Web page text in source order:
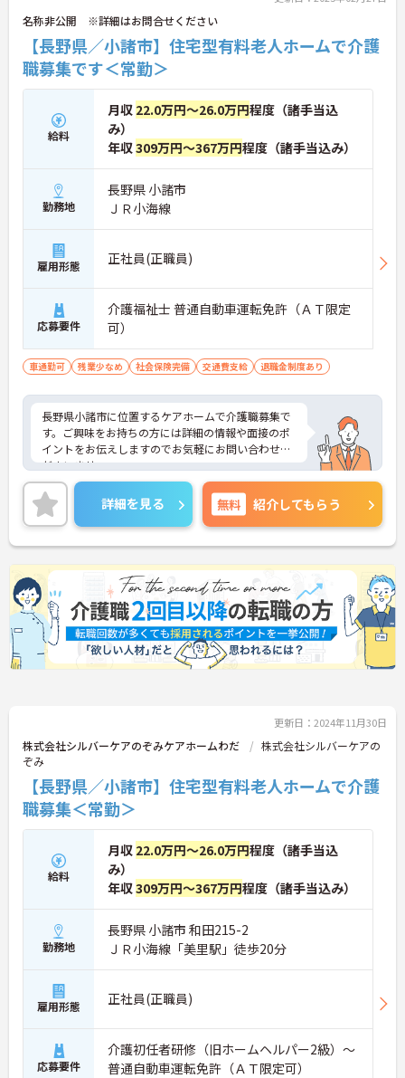
名称非公開 ※詳細はお問合せください
【長野県／小諸市】住宅型有料老人ホームで介護
職募集です＜常勤＞
給料
月収 22.0万円～26.0万円程度（諸手当込
み）
年収309万円～367万円程度（諸手当込み）
勤務地
長野県 小諸市
ＪＲ小海線
雇用形態 正社員(正職員)
応募要件
介護福祉士 普通自動車運転免許（ＡＴ限定
可）
車通勤可 残業少なめ 社会保険完備 交通費支給 退職金制度あり
長野県小諸市に位置するケアホームで介護職募集で
す。ご興味をお持ちの方には詳細の情報や面接のポ
イントをお伝えしますのでお気軽にお問い合わせく
ださいませ。
詳細を見る 無料 紹介してもらう
更新日：2024年11月30日
株式会社シルバーケアのぞみケアホームわだ
株式会社シルバーケアの
ぞみ
【長野県／小諸市】住宅型有料老人ホームで介護
職募集＜常勤＞
給料
月収 22.0万円～26.0万円程度（諸手当込
み）
年収309万円～367万円程度（諸手当込み）
勤務地
長野県 小諸市 和田215-2
ＪＲ小海線「美里駅」徒歩20分
雇用形態 正社員(正職員)
応募要件
介護初任者研修（旧ホームヘルパー2級）～
普通自動車運転免許（ＡＴ限定可）